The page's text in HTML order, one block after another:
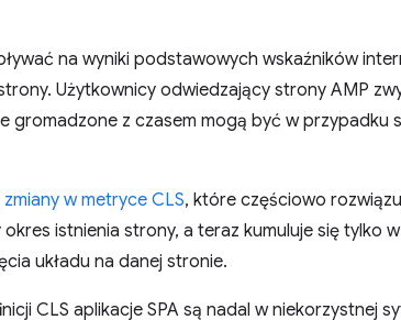
na wyniki podstawowych wskaźników
Użytkownicy odwiedzający strony AMP
gromadzone z czasem mogą być w przypadku
zmiany w metryce CLS, które częściowo
okres istnienia strony, a teraz kumuluje się tylko
układu na danej stronie.
CLS aplikacje SPA są nadal w niekorzystnej